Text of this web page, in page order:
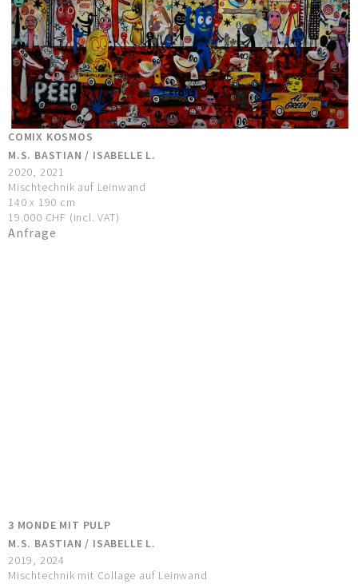
COMIX KOSMOS
M.S. BASTIAN / ISABELLE L.
2020, 2021
Mischtechnik auf Leinwand
140 x 190 cm
19.000 CHF (incl. VAT)
Anfrage
3 MONDE MIT PULP
M.S. BASTIAN / ISABELLE L.
2019, 2024
Mischtechnik mit Collage auf Leinwand